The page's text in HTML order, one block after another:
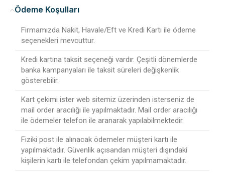
Ödeme Koşulları
Firmamızda Nakit, Havale/Eft ve Kredi Kartı ile ödeme
seçenekleri mevcuttur.
Kredi kartına taksit seçeneği vardır. Çeşitli dönemlerde
banka kampanyaları ile taksit süreleri değişkenlik
gösterebilir.
Kart çekimi ister web sitemiz üzerinden isterseniz de
mail order aracılığı ile yapılmaktadır. Mail order aracılığı
ile ödemeler telefon ile aranarak yapılabilmektedir.
Fiziki post ile alınacak ödemeler müşteri kartı ile
yapılmaktadır. Güvenlik açısandan müşteri dışındaki
kişilerin kartı ile telefondan çekim yapılmamaktadır.